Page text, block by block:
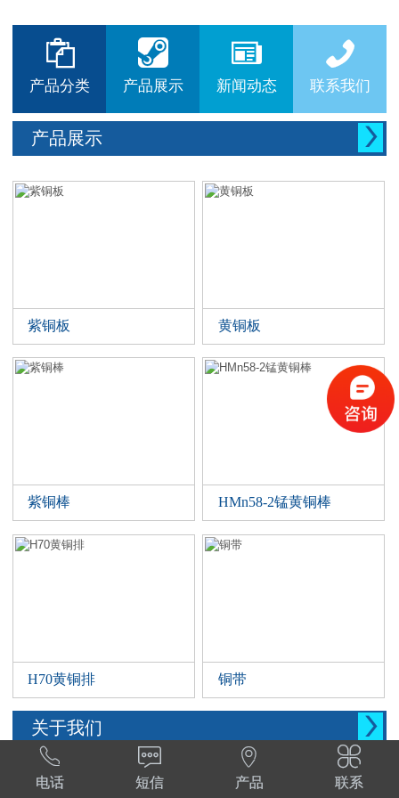



产品分类

产品展示

新闻动态

联系我们
产品展示 
紫铜板 黄铜板
紫铜棒 HMn58-2锰黄铜棒
H70黄铜排 铜带
关于我们 
西安晨腾物资有限公司 常年销售铜管，铜棒。
铜棒，铜排等。材质:T1,T2,T3,TP2,Tu1,TU2,

电话

短信

产品

联系